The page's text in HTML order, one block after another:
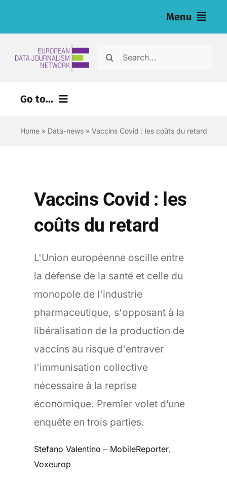
Menu
Ressources pour les journalistes (eng)
Search
Go to...
Home» Data-news» Vaccins Covid : les coûts du retard
Vaccins Covid : les
coûts du retard
L'Union européenne oscille entre
la défense de la santé et celle du
monopole de l'industrie
pharmaceutique, s'opposant à la
libéralisation de la production de
vaccins au risque d'entraver
l'immunisation collective
nécessaire à la reprise
économique. Premier volet d’une
enquête en trois parties.
Stefano Valentino – MobileReporter,
Voxeurop